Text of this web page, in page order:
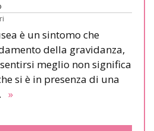
è un sintomo che
della gravidanza,
meglio non significa
si è in presenza di una
»